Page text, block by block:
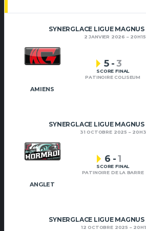
SYNERGLACE LIGUE
2 JANVIER 2026 20H15
AMIENS
5 -3
SCORE FINAL
PATINOIRE COLISEUM
SYNERGLACE LIGUE
31 OCTOBRE 2025
ANGLET
6 -1
SCORE FINAL
PATINOIRE DE LA BARRE
SYNERGLACE LIGUE
12 OCTOBRE 2025